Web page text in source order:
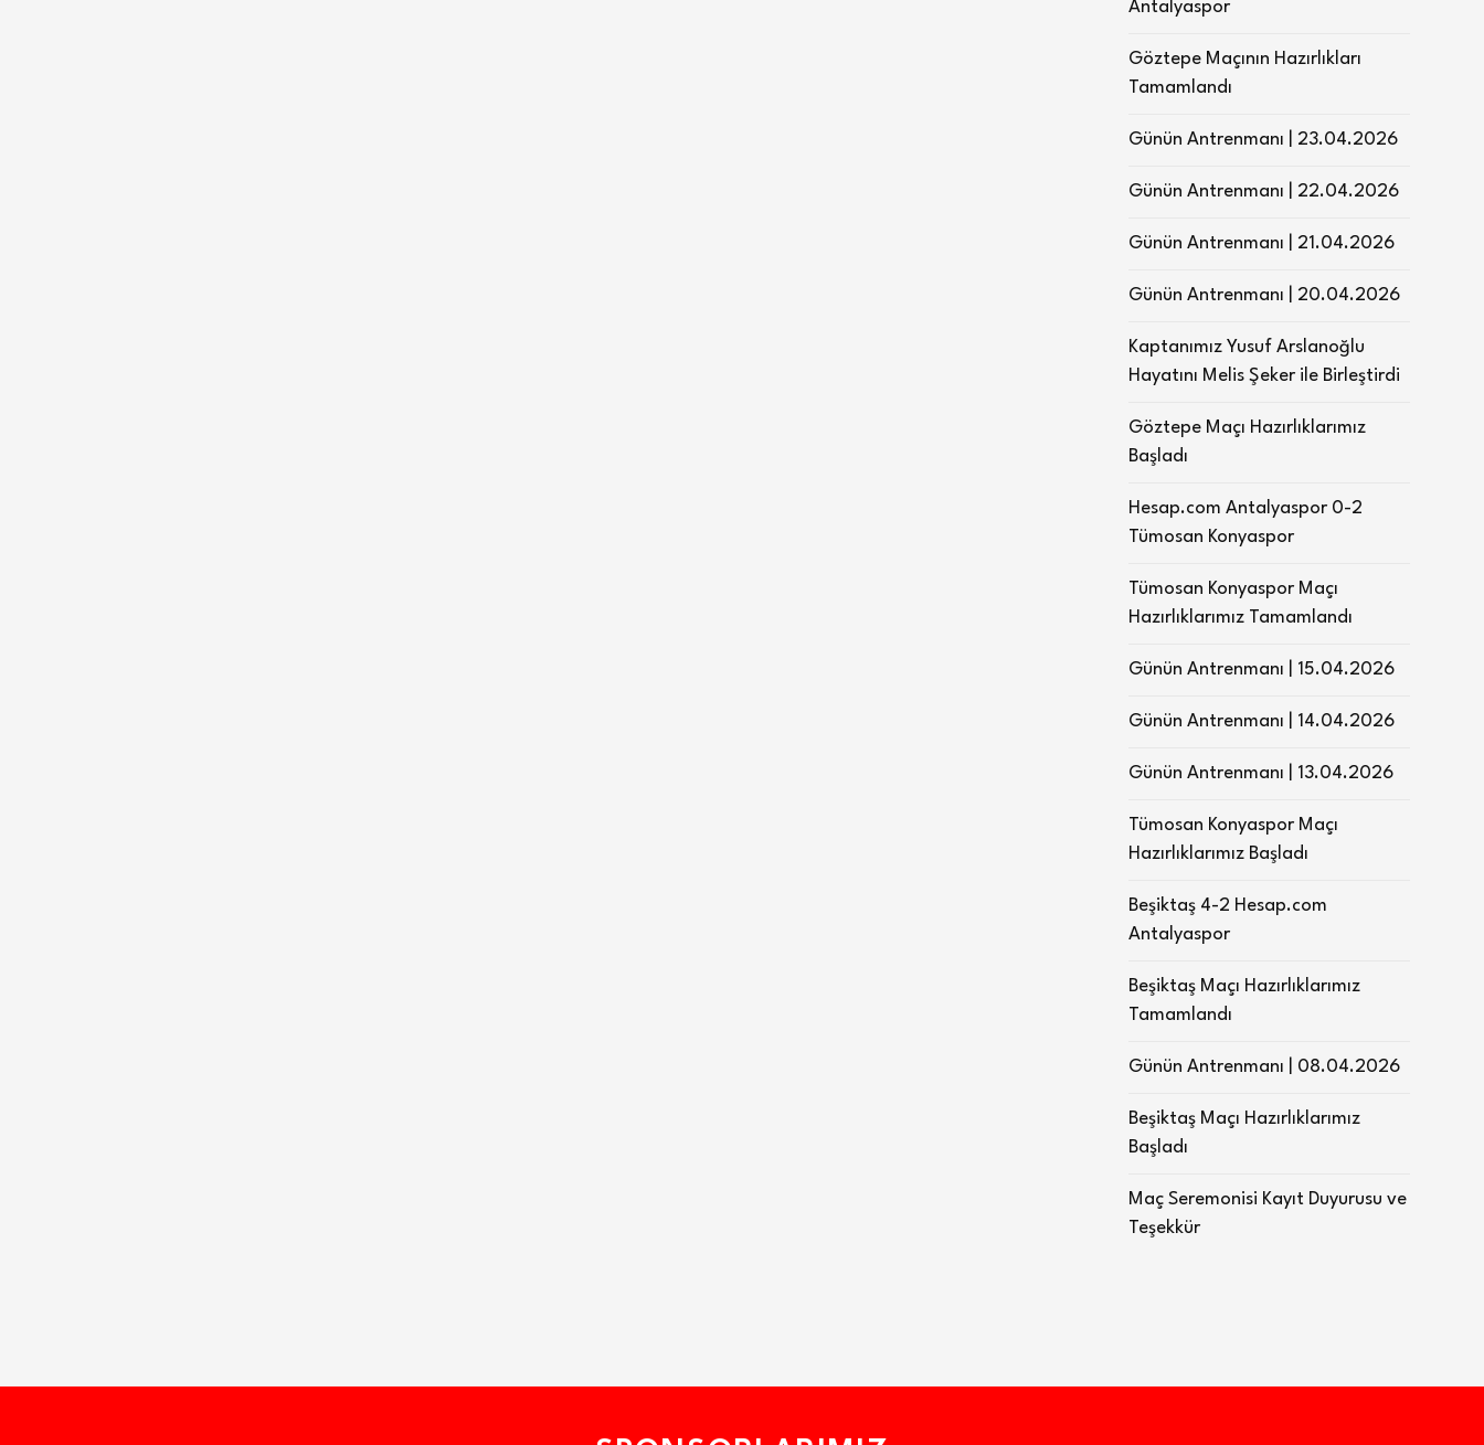
Antalyaspor
Göztepe Maçının Hazırlıkları
Tamamlandı
Günün Antrenmanı | 23.04.2026
Günün Antrenmanı | 22.04.2026
Günün Antrenmanı | 21.04.2026
Günün Antrenmanı | 20.04.2026
Kaptanımız Yusuf Arslanoğlu
Hayatını Melis Şeker ile Birleştirdi
Göztepe Maçı Hazırlıklarımız
Başladı
Hesap.com Antalyaspor 0-2
Tümosan Konyaspor
Tümosan Konyaspor Maçı
Hazırlıklarımız Tamamlandı
Günün Antrenmanı | 15.04.2026
Günün Antrenmanı | 14.04.2026
Günün Antrenmanı | 13.04.2026
Tümosan Konyaspor Maçı
Hazırlıklarımız Başladı
Beşiktaş 4-2 Hesap.com
Antalyaspor
Beşiktaş Maçı Hazırlıklarımız
Tamamlandı
Günün Antrenmanı | 08.04.2026
Beşiktaş Maçı Hazırlıklarımız
Başladı
Maç Seremonisi Kayıt Duyurusu ve
Teşekkür